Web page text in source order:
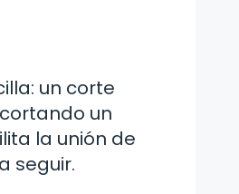
un corte
un
la unión de
seguir.